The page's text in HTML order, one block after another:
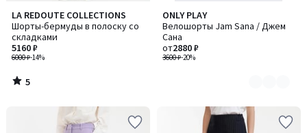
LA REDOUTE COLLECTIONS
Шорты-бермуды в полоску со
складками
6000 ₽-14%
5160 ₽
5
/
5
5
/
ONLY PLAY
Велошорты Jam Sana / Джем
Сана
3600 ₽-20%
от2880 ₽
Количество
цветов:
2